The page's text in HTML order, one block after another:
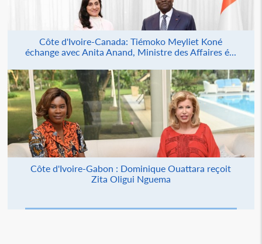
Côte d'Ivoire-Canada: Tiémoko Meyliet Koné
échange avec Anita Anand, Ministre des Affaires é...
Côte d'Ivoire-Gabon : Dominique Ouattara reçoit
Zita Oligui Nguema